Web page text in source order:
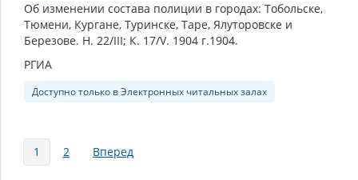
Об изменении состава полиции в городах: Тобольске,
Тюмени, Кургане, Туринске, Таре, Ялуторовске и
Березове. Н. 22/III; К. 17/V. 1904 г.1904.
РГИА
Доступно только в Электронных читальных залах
Страницы
1 2 Вперед